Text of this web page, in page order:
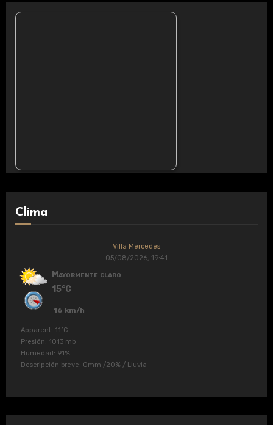
Clima
Villa Mercedes
05/08/2026, 19:41
Mayormente claro
15°C
16 km/h
Apparent: 11°C
Presión: 1013 mb
Humedad: 91%
Descripción breve: 0mm /20% / Lluvia